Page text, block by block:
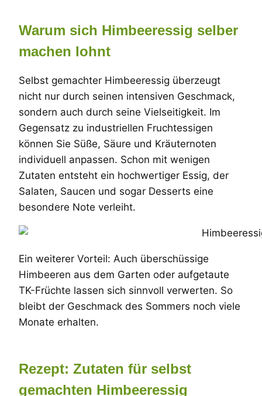
Warum sich Himbeeressig selber
machen lohnt
Selbst gemachter Himbeeressig überzeugt
nicht nur durch seinen intensiven Geschmack,
sondern auch durch seine Vielseitigkeit. Im
Gegensatz zu industriellen Fruchtessigen
können Sie Süße, Säure und Kräuternoten
individuell anpassen. Schon mit wenigen
Zutaten entsteht ein hochwertiger Essig, der
Salaten, Saucen und sogar Desserts eine
besondere Note verleiht.
Ein weiterer Vorteil: Auch überschüssige
Himbeeren aus dem Garten oder aufgetaute
TK-Früchte lassen sich sinnvoll verwerten. So
bleibt der Geschmack des Sommers noch viele
Monate erhalten.
Rezept: Zutaten für selbst
gemachten Himbeeressig